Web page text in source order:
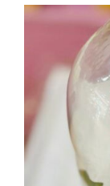
DETALLES